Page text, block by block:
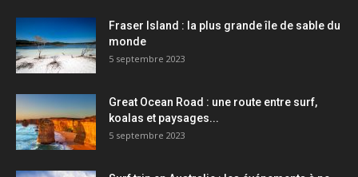
Fraser Island : la plus grande île de sable du
monde
5 septembre 2023
Great Ocean Road : une route entre surf,
koalas et paysages...
5 septembre 2023